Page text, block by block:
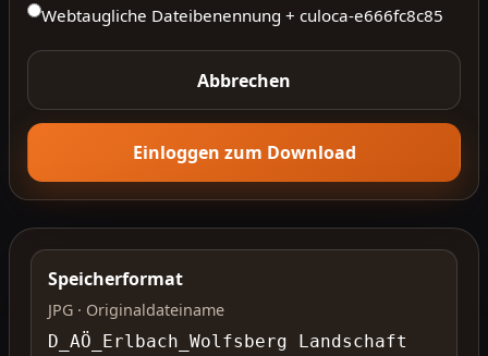
Webtaugliche Dateibenennung + culoca-e666fc8c85
Abbrechen
Einloggen zum Download
Speicherformat
JPG · Originaldateiname
D_AÖ_Erlbach_Wolfsberg Landschaft